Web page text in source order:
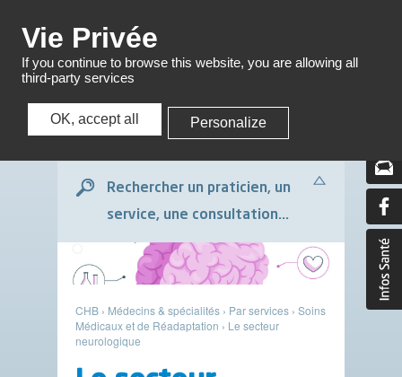
Menu
Rechercher un praticien, un
service, une consultation...
CHB › Médecins & spécialités › Par services › Soins
Médicaux et de Réadaptation › Le secteur
neurologique
Vie Privée
If you continue to browse this website, you are allowing all
third-party services
OK, accept all Personalize